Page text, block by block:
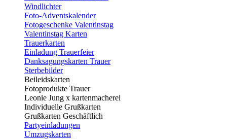
Windlichter
Foto-Adventskalender
Fotogeschenke Valentinstag
Valentinstag Karten
Trauerkarten
Einladung Trauerfeier
Danksagungskarten Trauer
Sterbebilder
Beileidskarten
Fotoprodukte Trauer
Leonie Jung x kartenmacherei
Individuelle Grußkarten
Grußkarten Geschäftlich
Partyeinladungen
Umzugskarten